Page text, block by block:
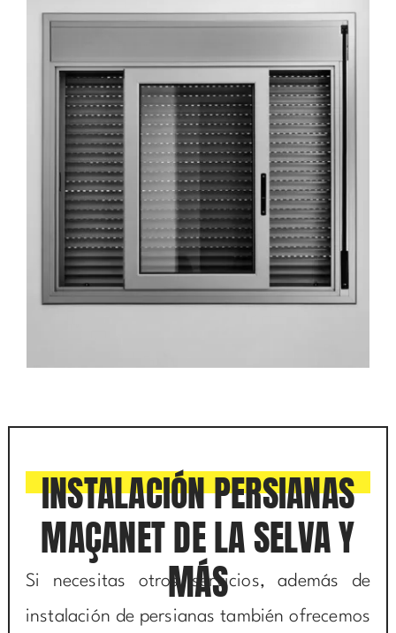
INSTALACIÓN PERSIANAS
MAÇANET DE LA SELVA Y
MÁS
Si necesitas otros servicios, además de
instalación de persianas también ofrecemos